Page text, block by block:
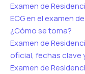
Examen de
ECG en el examen
¿Cómo se toma?
Examen de
oficial, fechas clave
Examen de